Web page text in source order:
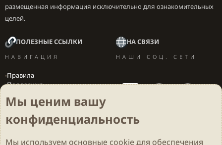
размещенная информация исключительно для ознакомительных
целей.
ПОЛЕЗНЫЕ ССЫЛКИ
НАВИГАЦИЯ
Правила
Поддержка
Локализация игр
НА СВЯЗИ
НАШИ СОЦ. СЕТИ
Мы ценим вашу
конфиденциальность
Мы используем основные cookieдля обеспечения